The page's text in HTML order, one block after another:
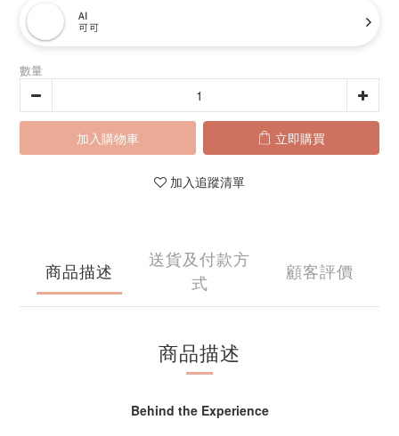
AI
可可
數量
加入購物車 立即購買
加入追蹤清單
商品描述
送貨及付款方
式
顧客評價
商品描述
Behind the Experience